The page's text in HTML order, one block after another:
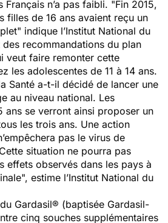
Français n’a pas faibli. "Fin 2015,
filles de 16 ans avaient reçu un
" indique l’Institut National du
recommandations du plan
veut faire remonter cette
les adolescentes de 11 à 14 ans.
Santé a-t-il décidé de lancer une
au niveau national. Les
ans se verront ainsi proposer un
les trois ans. Une action
pas le virus de
Cette situation ne pourra pas
effets observés dans les pays à
", estime l’Institut National du
Gardasil® (baptisée Gardasil-
cinq souches supplémentaires